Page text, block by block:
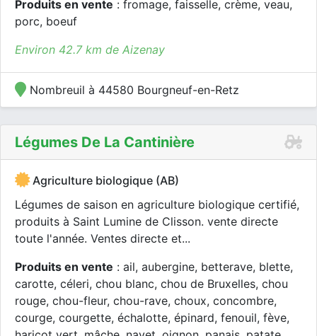
Produits en vente : fromage, faisselle, crème, veau,
porc, boeuf
Environ 42.7 km de Aizenay
Nombreuil à 44580 Bourgneuf-en-Retz
Légumes De La Cantinière
Agriculture biologique (AB)
Légumes de saison en agriculture biologique certifié,
produits à Saint Lumine de Clisson. vente directe
toute l'année. Ventes directe et...
Produits en vente : ail, aubergine, betterave, blette,
carotte, céleri, chou blanc, chou de Bruxelles, chou
rouge, chou-fleur, chou-rave, choux, concombre,
courge, courgette, échalotte, épinard, fenouil, fève,